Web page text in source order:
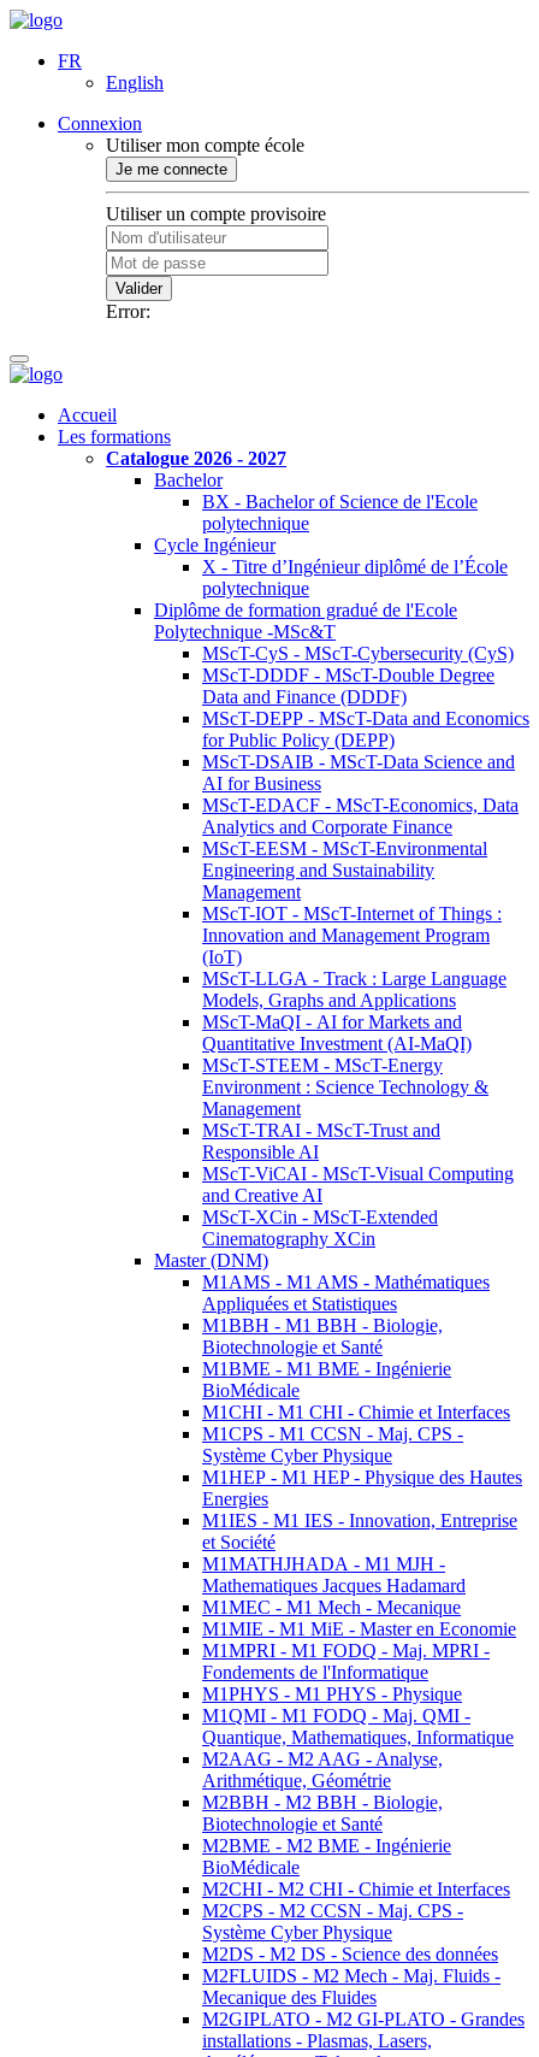
FR
English
Connexion
Utiliser mon compte école
Je me connecte
Utiliser un compte provisoire
Valider
Error:
Accueil
Les formations
Catalogue 2026 - 2027
Bachelor
BX - Bachelor of Science de l'Ecole
polytechnique
Cycle Ingénieur
X - Titre d’Ingénieur diplômé de l’École
polytechnique
Diplôme de formation gradué de l'Ecole
Polytechnique -MSc&T
MScT-CyS - MScT-Cybersecurity (CyS)
MScT-DDDF - MScT-Double Degree
Data and Finance (DDDF)
MScT-DEPP - MScT-Data and Economics
for Public Policy (DEPP)
MScT-DSAIB - MScT-Data Science and
AI for Business
MScT-EDACF - MScT-Economics, Data
Analytics and Corporate Finance
MScT-EESM - MScT-Environmental
Engineering and Sustainability
Management
MScT-IOT - MScT-Internet of Things :
Innovation and Management Program
(IoT)
MScT-LLGA - Track : Large Language
Models, Graphs and Applications
MScT-MaQI - AI for Markets and
Quantitative Investment (AI-MaQI)
MScT-STEEM - MScT-Energy
Environment : Science Technology &
Management
MScT-TRAI - MScT-Trust and
Responsible AI
MScT-ViCAI - MScT-Visual Computing
and Creative AI
MScT-XCin - MScT-Extended
Cinematography XCin
Master (DNM)
M1AMS - M1 AMS - Mathématiques
Appliquées et Statistiques
M1BBH - M1 BBH - Biologie,
Biotechnologie et Santé
M1BME - M1 BME - Ingénierie
BioMédicale
M1CHI - M1 CHI - Chimie et Interfaces
M1CPS - M1 CCSN - Maj. CPS -
Système Cyber Physique
M1HEP - M1 HEP - Physique des Hautes
Energies
M1IES - M1 IES - Innovation, Entreprise
et Société
M1MATHJHADA - M1 MJH -
Mathematiques Jacques Hadamard
M1MEC - M1 Mech - Mecanique
M1MIE - M1 MiE - Master en Economie
M1MPRI - M1 FODQ - Maj. MPRI -
Fondements de l'Informatique
M1PHYS - M1 PHYS - Physique
M1QMI - M1 FODQ - Maj. QMI -
Quantique, Mathematiques, Informatique
M2AAG - M2 AAG - Analyse,
Arithmétique, Géométrie
M2BBH - M2 BBH - Biologie,
Biotechnologie et Santé
M2BME - M2 BME - Ingénierie
BioMédicale
M2CHI - M2 CHI - Chimie et Interfaces
M2CPS - M2 CCSN - Maj. CPS -
Système Cyber Physique
M2DS - M2 DS - Science des données
M2FLUIDS - M2 Mech - Maj. Fluids -
Mecanique des Fluides
M2GIPLATO - M2 GI-PLATO - Grandes
installations - Plasmas, Lasers,